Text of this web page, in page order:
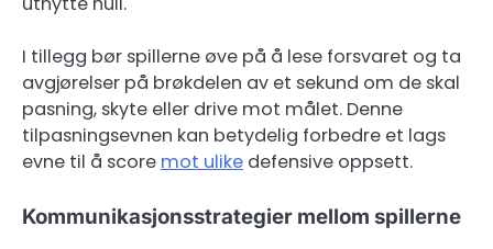
I tillegg bør spillerne øve på å lese forsvaret og ta
avgjørelser på brøkdelen av et sekund om de skal
pasning, skyte eller drive mot målet. Denne
tilpasningsevnen kan betydelig forbedre et lags
evne til å score mot ulike defensive oppsett.
Kommunikasjonsstrategier mellom spillerne